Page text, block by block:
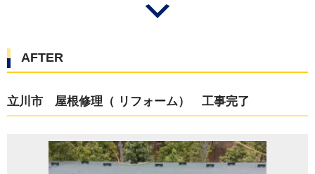
AFTER
立川市 屋根修理（ リフォーム） 工事完了